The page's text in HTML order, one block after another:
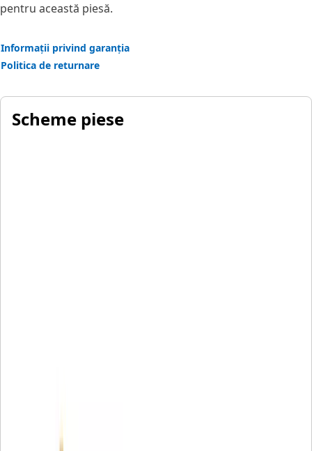
pentru această piesă.
Informații privind garanția
Politica de returnare
Scheme piese